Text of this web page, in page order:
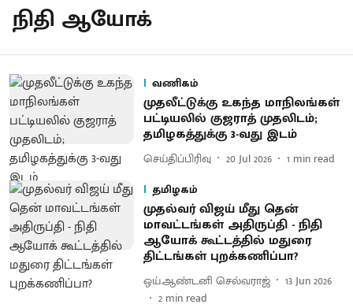
நிதி ஆயோக்
வணிகம்
முதலீட்டுக்கு உகந்த மாநிலங்கள்
பட்டியலில் குஜராத் முதலிடம்;
தமிழகத்துக்கு 3-வது இடம்
செய்திப்பிரிவு 20 Jul 2026 1 min read
தமிழகம்
முதல்வர் விஜய் மீது தென்
மாவட்டங்கள் அதிருப்தி - நிதி
ஆயோக் கூட்டத்தில் மதுரை
திட்டங்கள் புறக்கணிப்பா?
ஒய்.ஆண்டனி செல்வராஜ்
13 Jun 2026
2 min read